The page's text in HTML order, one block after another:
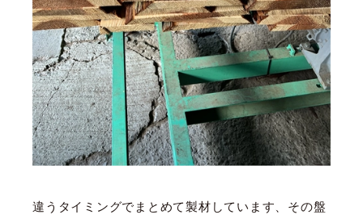
違うタイミングでまとめて製材しています、その盤